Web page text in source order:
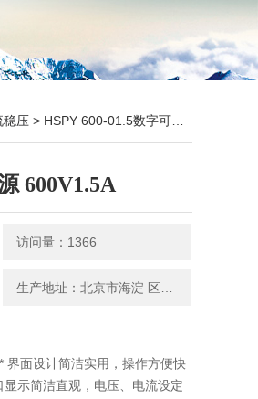
稳压 > HSPY 600-01.5数字可调直流稳压电源 600V1.5A
600V1.5A
访问量：1366
界面设计简洁实用，操作方便快
示简洁直观，电压、电流设定